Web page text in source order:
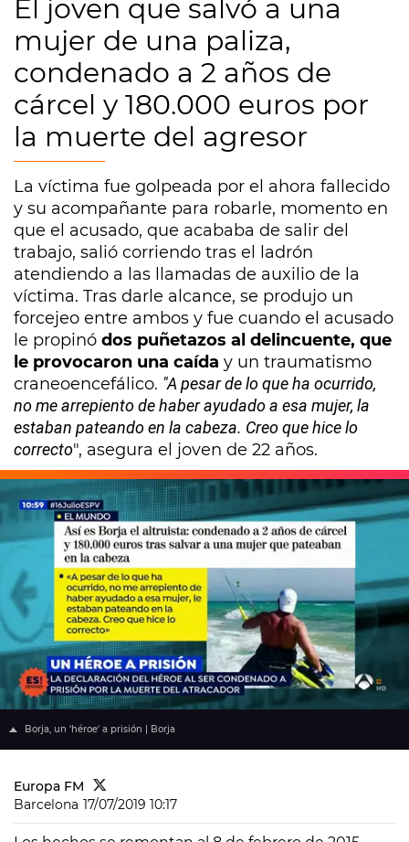
El joven que salvó a una
mujer de una paliza,
condenado a 2 años de
cárcel y 180.000 euros por
la muerte del agresor
La víctima fue golpeada por el ahora fallecido
y su acompañante para robarle, momento en
que el acusado, que acababa de salir del
trabajo, salió corriendo tras el ladrón
atendiendo a las llamadas de auxilio de la
víctima. Tras darle alcance, se produjo un
forcejeo entre ambos y fue cuando el acusado
le propinó dos puñetazos al delincuente, que
le provocaron una caída y un traumatismo
craneoencefálico. "A pesar de lo que ha ocurrido,
no me arrepiento de haber ayudado a esa mujer, la
estaban pateando en la cabeza. Creo que hice lo
correcto", asegura el joven de 22 años.
Borja, un 'héroe' a prisión | Borja
Europa FM
Barcelona 17/07/2019 10:17